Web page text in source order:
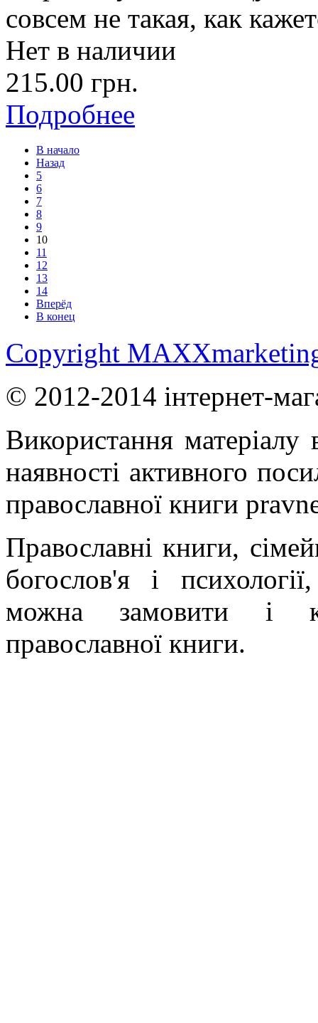
совсем не такая, как
Нет в наличии
215.00 грн.
Подробнее
В начало
Назад
5
6
7
8
9
10
11
12
13
14
Вперёд
В конец
Copyright
© 2012-2014 інтернет-
Використання матеріалу
наявності активного
православної книги
Православні книги,
богослов'я і
можна замовити і
православної книги.